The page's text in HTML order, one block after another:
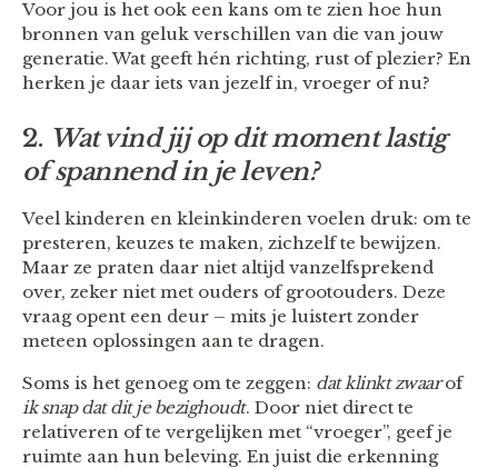
Voor jou is het ook een kans om te zien hoe hun
bronnen van geluk verschillen van die van jouw
generatie. Wat geeft hén richting, rust of plezier? En
herken je daar iets van jezelf in, vroeger of nu?
2. Wat vind jij op dit moment lastig
of spannend in je leven?
Veel kinderen en kleinkinderen voelen druk: om te
presteren, keuzes te maken, zichzelf te bewijzen.
Maar ze praten daar niet altijd vanzelfsprekend
over, zeker niet met ouders of grootouders. Deze
vraag opent een deur – mits je luistert zonder
meteen oplossingen aan te dragen.
Soms is het genoeg om te zeggen: dat klinkt zwaarof
ik snap dat dit je bezighoudt. Door niet direct te
relativeren of te vergelijken met “vroeger”, geef je
ruimte aan hun beleving. En juist die erkenning